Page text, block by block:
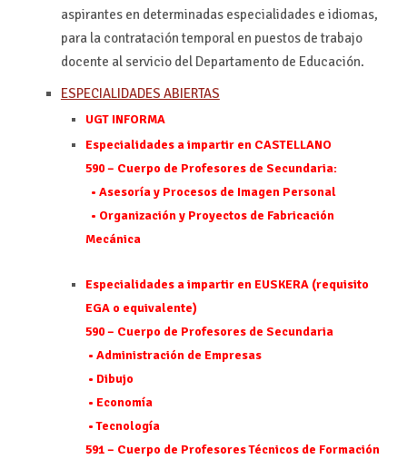
aspirantes en determinadas especialidades e idiomas,
para la contratación temporal en puestos de trabajo
docente al servicio del Departamento de Educación.
ESPECIALIDADES ABIERTAS
UGT INFORMA
Especialidades a impartir en CASTELLANO
590 – Cuerpo de Profesores de Secundaria:
• Asesoría y Procesos de Imagen Personal
• Organización y Proyectos de Fabricación
Mecánica
Especialidades a impartir en EUSKERA (requisito
EGA o equivalente)
590 – Cuerpo de Profesores de Secundaria
• Administración de Empresas
• Dibujo
• Economía
• Tecnología
591 – Cuerpo de Profesores Técnicos de Formación